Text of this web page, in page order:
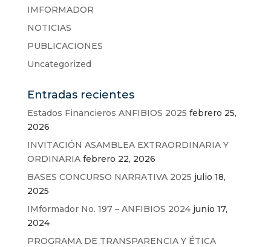
IMFORMADOR
NOTICIAS
PUBLICACIONES
Uncategorized
Entradas recientes
Estados Financieros ANFIBIOS 2025 febrero 25,
2026
INVITACIÓN ASAMBLEA EXTRAORDINARIA Y
ORDINARIA febrero 22, 2026
BASES CONCURSO NARRATIVA 2025 julio 18,
2025
IMformador No. 197 – ANFIBIOS 2024 junio 17,
2024
PROGRAMA DE TRANSPARENCIA Y ÉTICA